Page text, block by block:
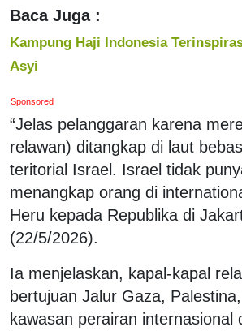
Baca Juga :
Kampung Haji Indonesia
Asyi
Sponsored
“Jelas pelanggaran karena
relawan) ditangkap di laut
teritorial Israel. Israel tidak
menangkap orang di
Heru kepada Republika di
(22/5/2026).
Ia menjelaskan, kapal-kapal
bertujuan Jalur Gaza,
kawasan perairan internasional